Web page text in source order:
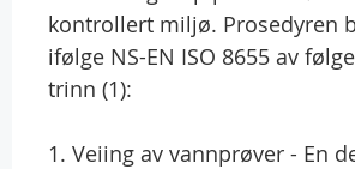
kontrollert miljø. Prosedyren
ifølge NS-EN ISO 8655 av
trinn (1):
1. Veiing av vannprøver - En